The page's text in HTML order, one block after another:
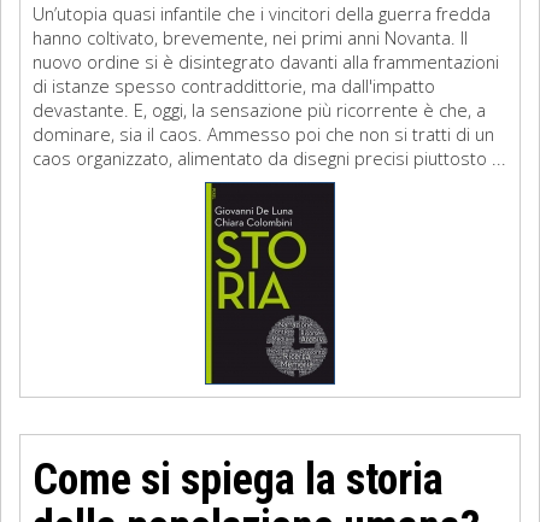
Un’utopia quasi infantile che i vincitori della guerra fredda
hanno coltivato, brevemente, nei primi anni Novanta. Il
nuovo ordine si è disintegrato davanti alla frammentazioni
di istanze spesso contraddittorie, ma dall'impatto
devastante. E, oggi, la sensazione più ricorrente è che, a
dominare, sia il caos. Ammesso poi che non si tratti di un
caos organizzato, alimentato da disegni precisi piuttosto ...
Come si spiega la storia